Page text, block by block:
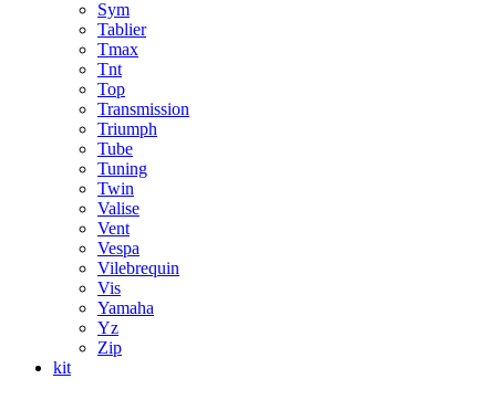
Sym
Tablier
Tmax
Tnt
Top
Transmission
Triumph
Tube
Tuning
Twin
Valise
Vent
Vespa
Vilebrequin
Vis
Yamaha
Yz
Zip
kit